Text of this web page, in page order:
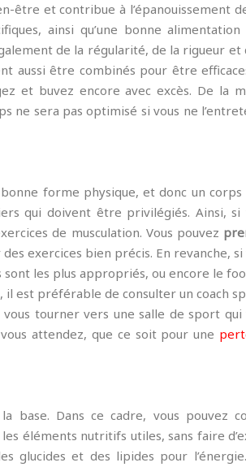
être et contribue à l’épanouissement
ainsi qu’une bonne alimentation
de la régularité, de la rigueur et
aussi être combinés pour être
et buvez encore avec excès. De la
ne sera pas optimisé si vous ne
forme physique, et donc un corps
qui doivent être privilégiés. Ainsi, si
de musculation. Vous pouvez
exercices bien précis. En revanche, si
les plus appropriés, ou encore le
il est préférable de consulter un coach
tourner vers une salle de sport qui
attendez, que ce soit pour une
base. Dans ce cadre, vous pouvez
éléments nutritifs utiles, sans faire
glucides et des lipides pour